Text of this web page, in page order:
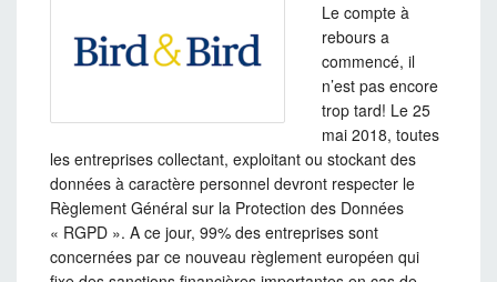
Le compte à
rebours a
commencé, il
n’est pas encore
trop tard! Le 25
mai 2018, toutes
les entreprises collectant, exploitant ou stockant des
données à caractère personnel devront respecter le
Règlement Général sur la Protection des Données
« RGPD ». A ce jour, 99% des entreprises sont
concernées par ce nouveau règlement européen qui